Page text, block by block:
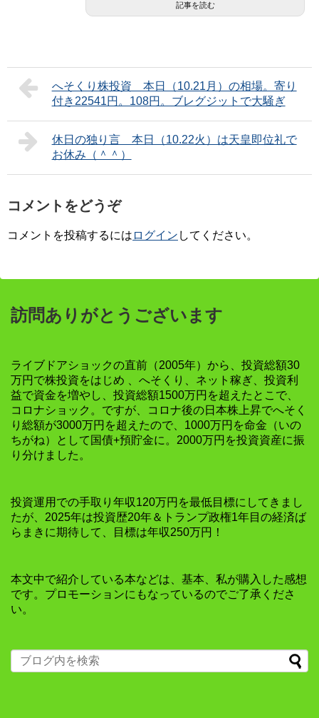
記事を読む
へそくり株投資 本日（10.21月）の相場。寄り
付き22541円。108円。ブレグジットで大騒ぎ
休日の独り言 本日（10.22火）は天皇即位礼で
お休み（＾＾）
コメントをどうぞ
コメントを投稿するには ログイン してください。
訪問ありがとうございます
ライブドアショックの直前（2005年）から、投資総額30
万円で株投資をはじめ 、へそくり、ネット稼ぎ、投資利
益で資金を増やし、投資総額1500万円を超えたとこで、
コロナショック。ですが、コロナ後の日本株上昇でへそく
り総額が3000万円を超えたので、1000万円を命金（いの
ちがね）として国債+預貯金に。2000万円を投資資産に振
り分けました。
投資運用での手取り年収120万円を最低目標にしてきまし
たが、2025年は投資歴20年＆トランプ政権1年目の経済ば
らまきに期待して、目標は年収250万円！
本文中で紹介している本などは、基本、私が購入した感想
です。プロモーションにもなっているのでご了承くださ
い。